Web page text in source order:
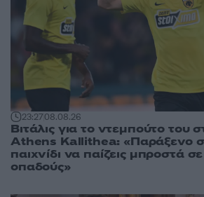
23:2708.08.26
Βιτάλις για το ντεμπούτο του
Athens Kallithea: «Παράξενο
παιχνίδι να παίζεις μπροστά
οπαδούς»